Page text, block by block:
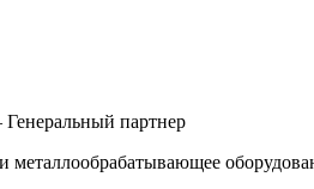
партнер
металлообрабатывающее